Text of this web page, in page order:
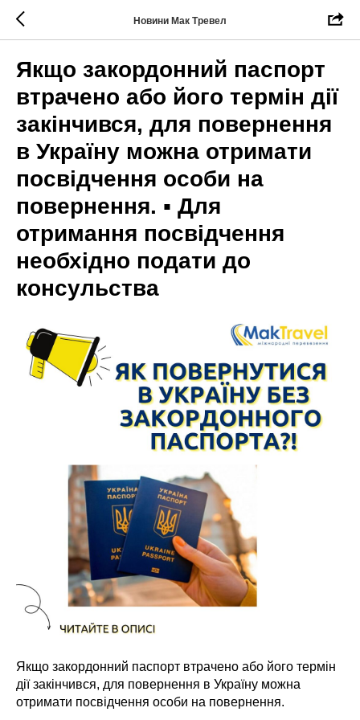
Новини Мак Тревел
Якщо закордонний паспорт
втрачено або його термін дії
закінчився, для повернення
в Україну можна отримати
посвідчення особи на
повернення. ▪️ Для
отримання посвідчення
необхідно подати до
консульства
Якщо закордонний паспорт втрачено або його термін
дії закінчився, для повернення в Україну можна
отримати посвідчення особи на повернення.